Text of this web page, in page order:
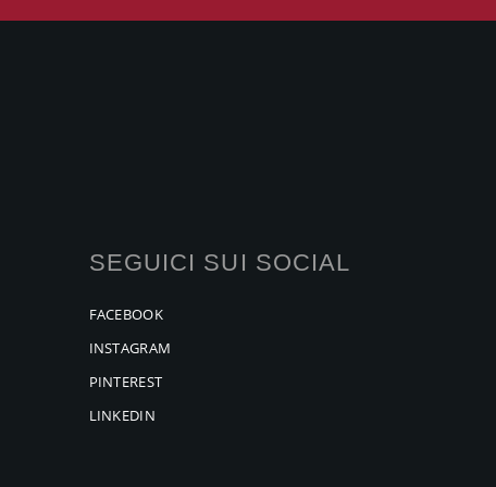
SEGUICI SUI SOCIAL
FACEBOOK
INSTAGRAM
PINTEREST
LINKEDIN